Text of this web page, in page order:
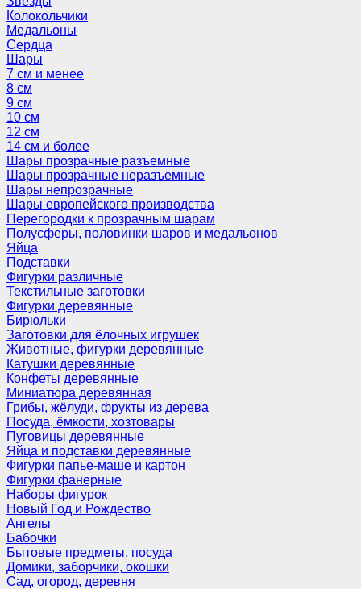
Колокольчики
Медальоны
Сердца
Шары
7 см и менее
8 см
9 см
10 см
12 см
14 см и более
Шары прозрачные разъемные
Шары прозрачные неразъемные
Шары непрозрачные
Шары европейского производства
Перегородки к прозрачным шарам
Полусферы, половинки шаров и медальонов
Яйца
Подставки
Фигурки различные
Текстильные заготовки
Фигурки деревянные
Бирюльки
Заготовки для ёлочных игрушек
Животные, фигурки деревянные
Катушки деревянные
Конфеты деревянные
Миниатюра деревянная
Грибы, жёлуди, фрукты из дерева
Посуда, ёмкости, хозтовары
Пуговицы деревянные
Яйца и подставки деревянные
Фигурки папье-маше и картон
Фигурки фанерные
Наборы фигурок
Новый Год и Рождество
Ангелы
Бабочки
Бытовые предметы, посуда
Домики, заборчики, окошки
Сад, огород, деревня